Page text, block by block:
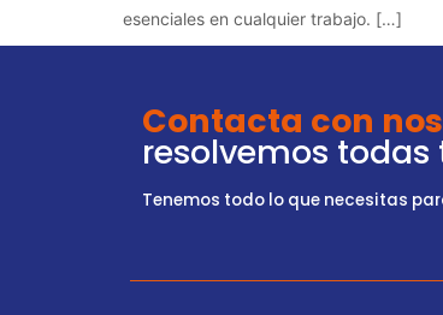
esenciales en cualquier trabajo. […]
Contacta con
resolvemos todas
Tenemos todo lo que necesitas